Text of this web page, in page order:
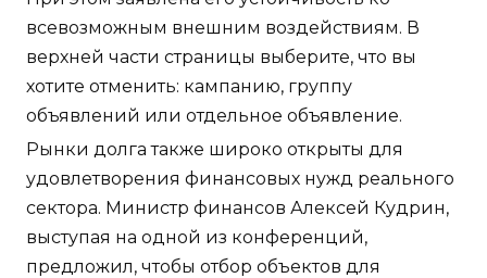
всевозможным внешним воздействиям. В
верхней части страницы выберите, что вы
хотите отменить: кампанию, группу
объявлений или отдельное объявление.
Рынки долга также широко открыты для
удовлетворения финансовых нужд реального
сектора. Министр финансов Алексей Кудрин,
выступая на одной из конференций,
предложил, чтобы отбор объектов для